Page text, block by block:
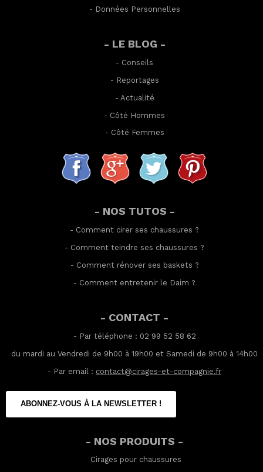
- Données Personnelles
- LE BLOG -
- Conseils
- Reportages
- Actualité
- Côté Hommes
- Côté Femmes
- NOS TUTOS -
- Comment cirer ses chaussures ?
- Comment teindre ses chaussures ?
- Comment rénover ses baskets ?
- Comment entretenir le Daim ?
- CONTACT -
- Par téléphone : 02 99 52 58 62
du mardi au Vendredi de 9h00 à 19h00 et Samedi de 9h00 à 14h00
- Par email : contact@cirages-et-compagnie.fr
ABONNEZ-VOUS À LA NEWSLETTER !
- NOS PRODUITS -
Cirages pour chaussures